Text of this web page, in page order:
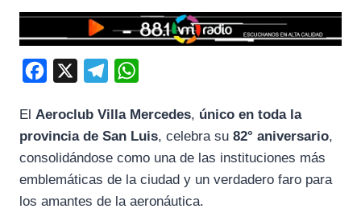
c
e
b
l
e
g
a
t
s
El Aeroclub Villa Mercedes, único en toda la
provincia de San Luis, celebra su 82° aniversario,
consolidándose como una de las instituciones más
emblemáticas de la ciudad y un verdadero faro para
los amantes de la aeronáutica.